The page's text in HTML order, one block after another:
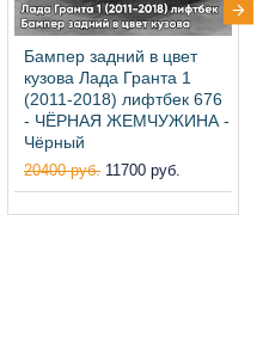
Бампер задний в цвет
кузова Лада Гранта 1
(2011-2018) лифтбек 676
- ЧЁРНАЯ ЖЕМЧУЖИНА -
Чёрный
20400 руб. 11700 руб.